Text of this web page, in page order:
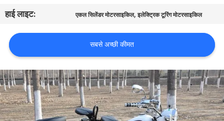
एक
उद्धरण
की
विनती
करे
हाई लाइट:
एकल सिलेंडर मोटरसाइकिल,इलेक्ट्रिक टूरिंग मोटरसाइकिल
सबसे अच्छी कीमत